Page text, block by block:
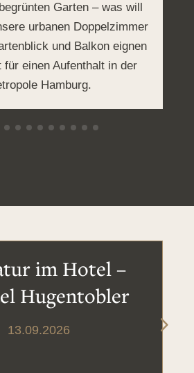
Garten – was will
urbanen Doppelzimmer
und Balkon eignen
einen Aufenthalt in der
Hamburg.
im Hotel –
Hugentobler
13.09.2026